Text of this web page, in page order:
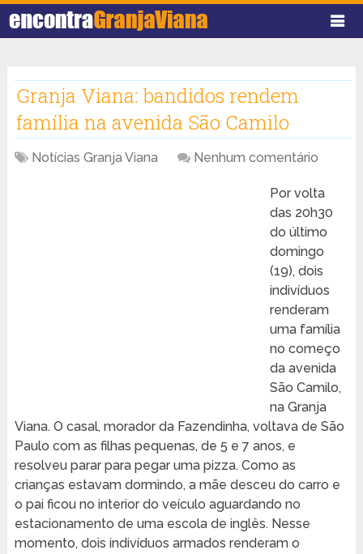
Granja Viana: bandidos rendem
família na avenida São Camilo
Notícias Granja Viana Nenhum comentário
Por volta
das 20h30
do último
domingo
(19), dois
indivíduos
renderam
uma família
no começo
da avenida
São Camilo,
na Granja
Viana. O casal, morador da Fazendinha, voltava de São
Paulo com as filhas pequenas, de 5 e 7 anos, e
resolveu parar para pegar uma pizza. Como as
crianças estavam dormindo, a mãe desceu do carro e
o pai ficou no interior do veículo aguardando no
estacionamento de uma escola de inglês. Nesse
momento, dois indivíduos armados renderam o